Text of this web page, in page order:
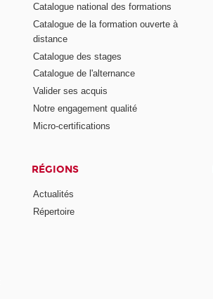
Catalogue national des formations
Catalogue de la formation ouverte à
distance
Catalogue des stages
Catalogue de l'alternance
Valider ses acquis
Notre engagement qualité
Micro-certifications
RÉGIONS
Actualités
Répertoire